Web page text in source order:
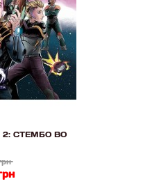
2: СТЕМБО ВО